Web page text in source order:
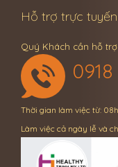
Hỗ trợ trực tuyến
Quý Khách cần hỗ
0918
Thời gian làm việc từ:
Làm việc cả ngày lễ và